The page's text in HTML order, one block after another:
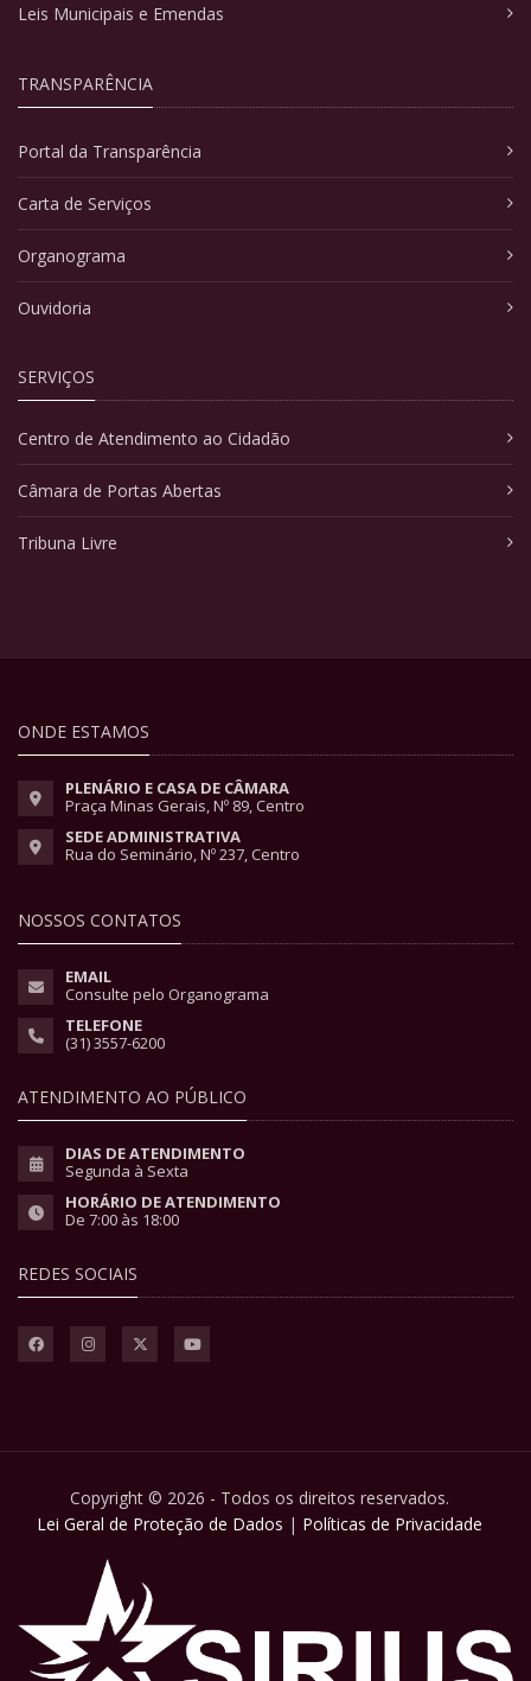
Leis Municipais e Emendas
TRANSPARÊNCIA
Portal da Transparência
Carta de Serviços
Organograma
Ouvidoria
SERVIÇOS
Centro de Atendimento ao Cidadão
Câmara de Portas Abertas
Tribuna Livre
ONDE ESTAMOS
PLENÁRIO E CASA DE CÂMARA
Praça Minas Gerais, Nº 89, Centro
SEDE ADMINISTRATIVA
Rua do Seminário, Nº 237, Centro
NOSSOS CONTATOS
EMAIL
Consulte pelo Organograma
TELEFONE
(31) 3557-6200
ATENDIMENTO AO PÚBLICO
DIAS DE ATENDIMENTO
Segunda à Sexta
HORÁRIO DE ATENDIMENTO
De 7:00 às 18:00
REDES SOCIAIS
Copyright © 2026 - Todos os direitos reservados.
Lei Geral de Proteção de Dados | Políticas de Privacidade